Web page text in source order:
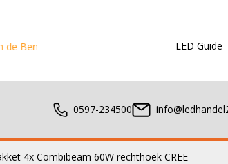
Dezelfde dagLED Guide
0597-234500
4x Combibeam 60W rechthoek CREE